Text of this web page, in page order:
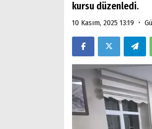
kursu düzenledi.
10 Kasım, 2025 13:19 •